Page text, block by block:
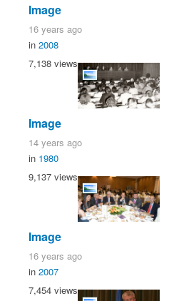
Image
16 years ago
in 2008
7,138 views
Image
14 years ago
in 1980
9,137 views
Image
16 years ago
in 2007
7,454 views